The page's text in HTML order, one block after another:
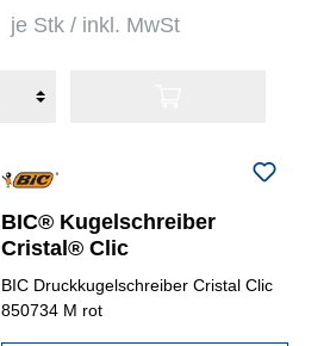
je Stk / inkl. MwSt
BIC® Kugelschreiber
Cristal® Clic
BIC Druckkugelschreiber Cristal Clic
850734 M rot